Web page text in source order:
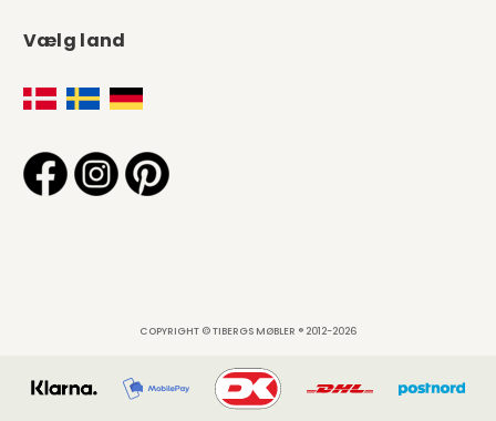
Vælg land
COPYRIGHT © TIBERGS MØBLER ® 2012-2026